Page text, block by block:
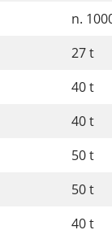
n.
27 t
40 t
40 t
50 t
50 t
40 t